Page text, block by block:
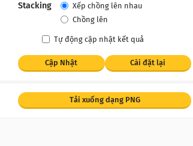
Stacking
Xếp chồng lên nhau
Chồng lên
Tự động cập nhật kết quả
Cập Nhật Cài đặt lại
Tải xuống dạng PNG